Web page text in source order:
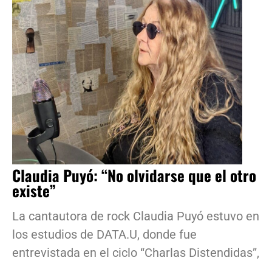
Claudia Puyó: “No olvidarse que el otro
existe”
La cantautora de rock Claudia Puyó estuvo en
los estudios de DATA.U, donde fue
entrevistada en el ciclo “Charlas Distendidas”,